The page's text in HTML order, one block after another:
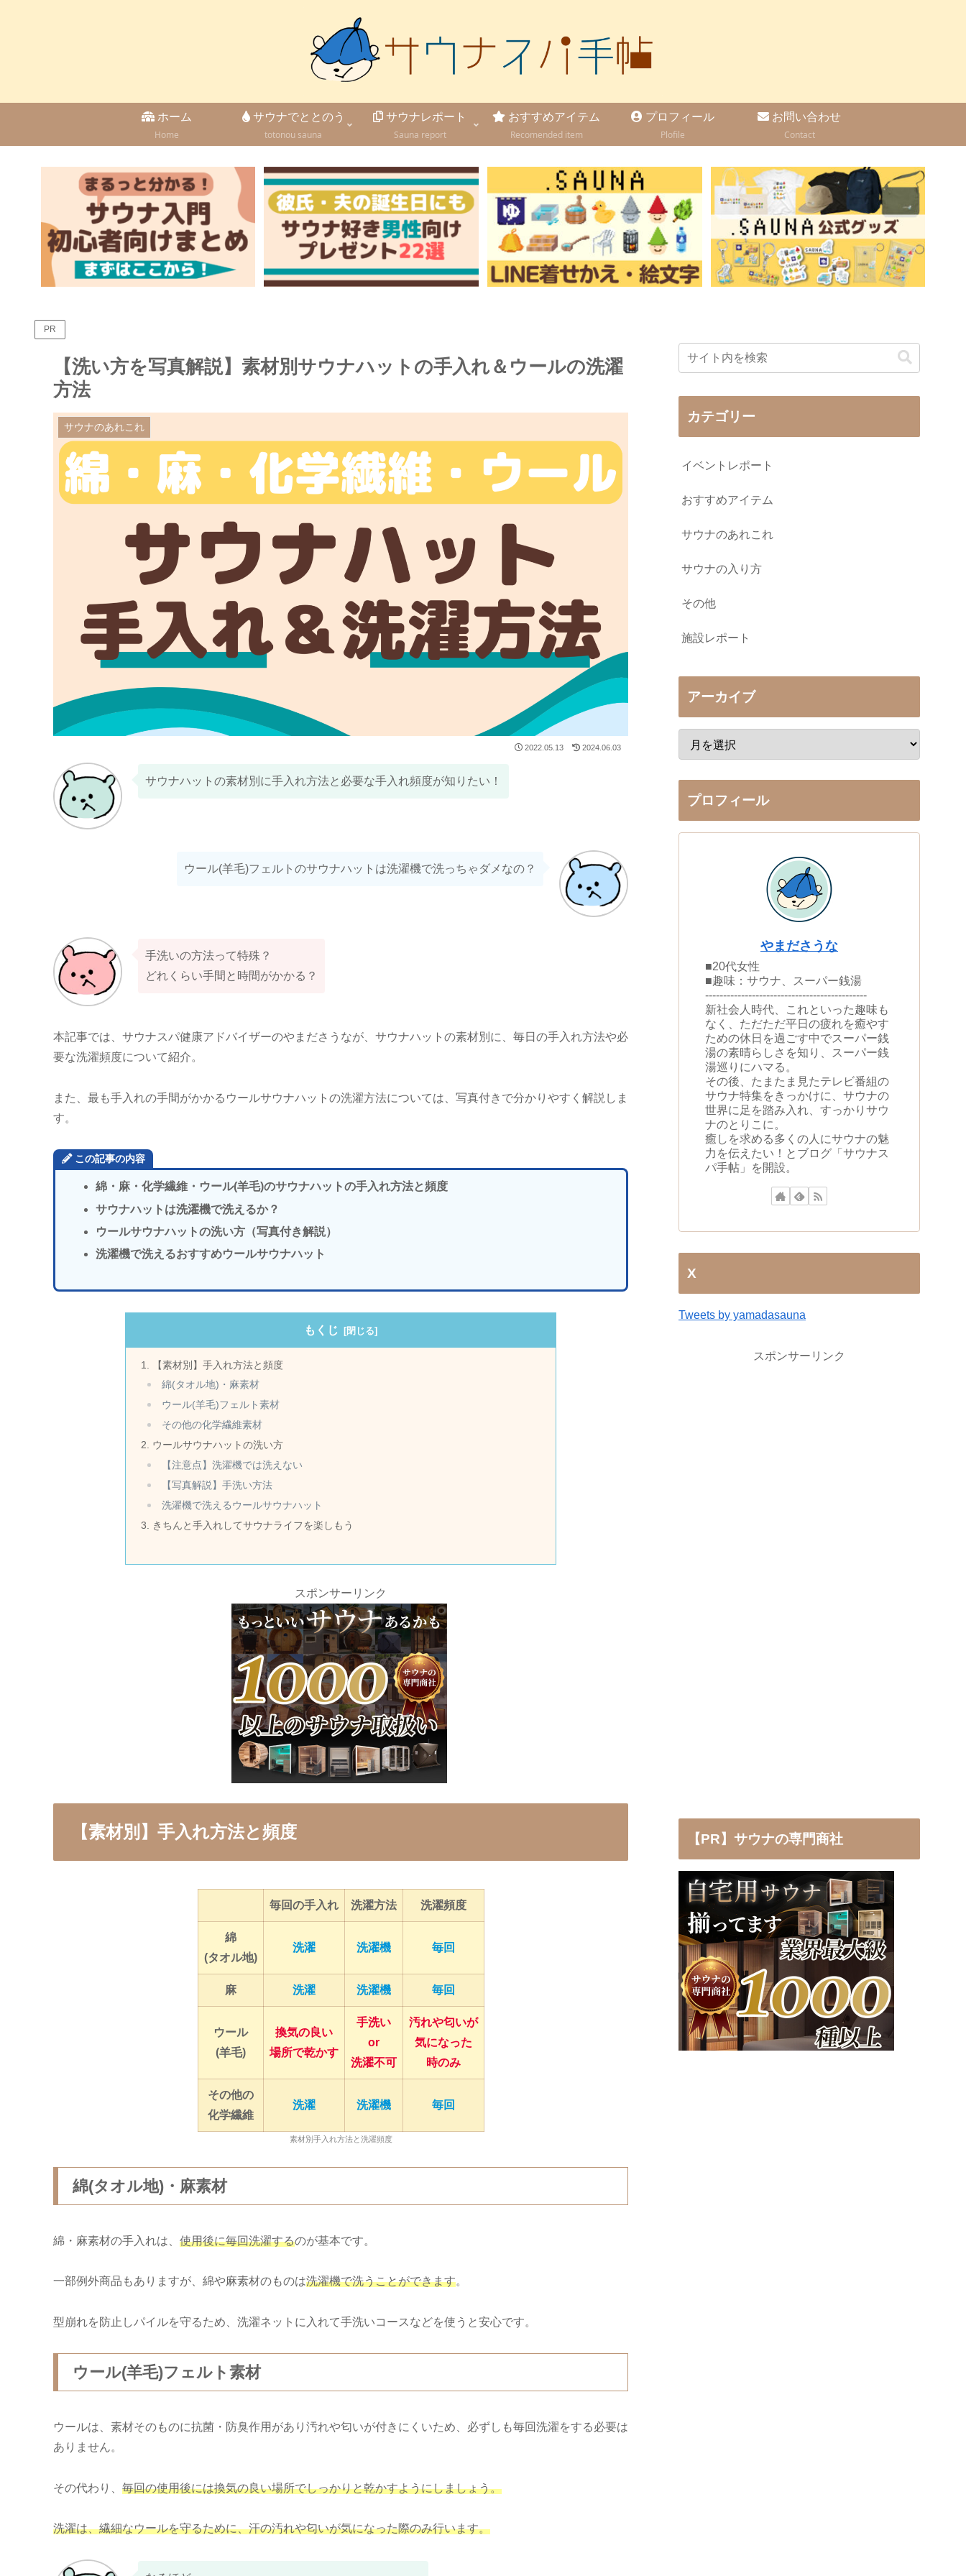
ホーム
Home
サウナでととのう
totonou sauna
サウナレポート
Sauna report
おすすめアイテム
Recomended item
プロフィール
Plofile
お問い合わせ
Contact
PR
【洗い方を写真解説】素材別サウナハットの手入れ＆ウールの洗濯
方法
サウナのあれこれ
2022.05.13 2024.06.03
サウナハットの素材別に手入れ方法と必要な手入れ頻度が知りたい！
ウール(羊毛)フェルトのサウナハットは洗濯機で洗っちゃダメなの？
手洗いの方法って特殊？
どれくらい手間と時間がかかる？
本記事では、サウナスパ健康アドバイザーのやまださうなが、サウナハットの素材別に、毎日の手入れ方法や必
要な洗濯頻度について紹介。
また、最も手入れの手間がかかるウールサウナハットの洗濯方法については、写真付きで分かりやすく解説しま
す。
この記事の内容
綿・麻・化学繊維・ウール(羊毛)のサウナハットの手入れ方法と頻度
サウナハットは洗濯機で洗えるか？
ウールサウナハットの洗い方（写真付き解説）
洗濯機で洗えるおすすめウールサウナハット
もくじ
【素材別】手入れ方法と頻度
綿(タオル地)・麻素材
ウール(羊毛)フェルト素材
その他の化学繊維素材
ウールサウナハットの洗い方
【注意点】洗濯機では洗えない
【写真解説】手洗い方法
洗濯機で洗えるウールサウナハット
きちんと手入れしてサウナライフを楽しもう
スポンサーリンク
【素材別】手入れ方法と頻度
毎回の手入れ 洗濯方法 洗濯頻度
綿
(タオル地)
洗濯 洗濯機 毎回
麻 洗濯 洗濯機 毎回
ウール
(羊毛)
換気の良い
場所で乾かす
手洗い
or
洗濯不可
汚れや匂いが
気になった
時のみ
その他の
化学繊維
洗濯 洗濯機 毎回
素材別手入れ方法と洗濯頻度
綿(タオル地)・麻素材
綿・麻素材の手入れは、 使用後に毎回洗濯するのが基本です。
一部例外商品もありますが、綿や麻素材のものは洗濯機で洗うことができます。
型崩れを防止しパイルを守るため、洗濯ネットに入れて手洗いコースなどを使うと安心です。
ウール(羊毛)フェルト素材
ウールは、素材そのものに抗菌・防臭作用があり汚れや匂いが付きにくいため、必ずしも毎回洗濯をする必要は
ありません。
その代わり、 毎回の使用後には換気の良い場所でしっかりと乾かすようにしましょう。
洗濯は、繊細なウールを守るために、汗の汚れや匂いが気になった際のみ行います。
カテゴリー
イベントレポート
おすすめアイテム
サウナのあれこれ
サウナの入り方
その他
施設レポート
アーカイブ
プロフィール
やまださうな
■20代女性
■趣味：サウナ、スーパー銭湯
---------------------------------------------
新社会人時代、これといった趣味も
なく、ただただ平日の疲れを癒やす
ための休日を過ごす中でスーパー銭
湯の素晴らしさを知り、スーパー銭
湯巡りにハマる。
その後、たまたま見たテレビ番組の
サウナ特集をきっかけに、サウナの
世界に足を踏み入れ、すっかりサウ
ナのとりこに。
癒しを求める多くの人にサウナの魅
力を伝えたい！とブログ「サウナス
パ手帖」を開設。
X
Tweets by yamadasauna
スポンサーリンク
【PR】サウナの専門商社